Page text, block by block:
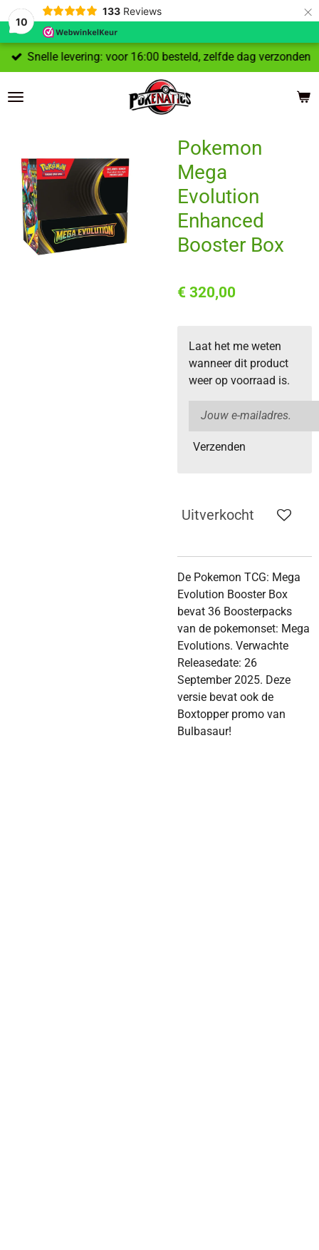
10
133 Reviews ×
Snelle levering: voor 16:00 besteld, zelfde dag verzonden
Pokemon
Mega
Evolution
Enhanced
Booster Box
€ 320,00
Laat het me weten
wanneer dit product
weer op voorraad is.
Verzenden
Uitverkocht
De Pokemon TCG: Mega
Evolution Booster Box
bevat 36 Boosterpacks
van de pokemonset: Mega
Evolutions. Verwachte
Releasedate: 26
September 2025. Deze
versie bevat ook de
Boxtopper promo van
Bulbasaur!